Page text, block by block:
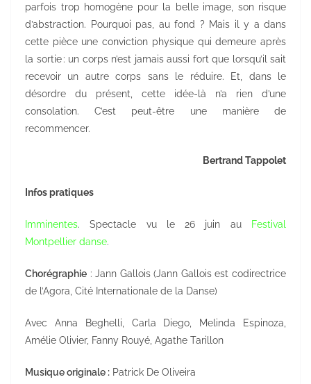
parfois trop homogène pour la belle image, son risque
d’abstraction. Pourquoi pas, au fond ? Mais il y a dans
cette pièce une conviction physique qui demeure après
la sortie : un corps n’est jamais aussi fort que lorsqu’il sait
recevoir un autre corps sans le réduire. Et, dans le
désordre du présent, cette idée-là n’a rien d’une
consolation. C’est peut-être une manière de
recommencer.
Bertrand Tappolet
Infos pratiques
Imminentes. Spectacle vu le 26 juin au
Festival
Montpellier danse.
Chorégraphie : Jann Gallois (Jann Gallois est codirectrice
de l’Agora, Cité Internationale de la Danse)
Avec Anna Beghelli, Carla Diego, Melinda Espinoza,
Amélie Olivier, Fanny Rouyé, Agathe Tarillon
Musique originale : Patrick De Oliveira